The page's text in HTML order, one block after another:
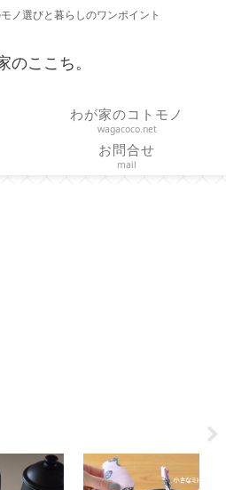
ノ選びと暮らしのワンポイント
のここち。
わが家のコトモノ
wagacoco.net
お問合せ
mail